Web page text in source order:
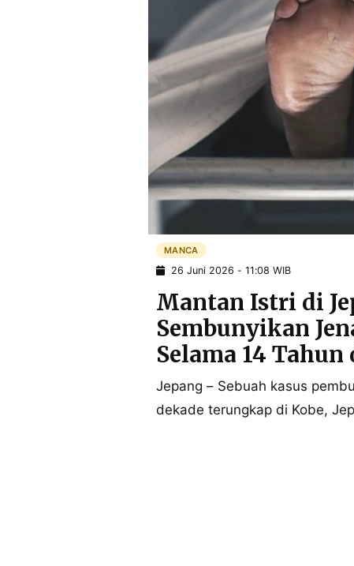
TULISAN
SERVICE
MANCA
26 Juni 2026 - 11:08 WIB
Mantan Istri di
Sembunyikan
Selama 14 Tahun
Jepang – Sebuah kasus
dekade terungkap di Kobe,